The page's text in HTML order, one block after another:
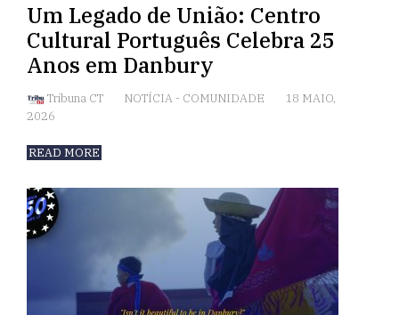
Um Legado de União: Centro
Cultural Português Celebra 25
Anos em Danbury
Tribuna CT NOTÍCIA - COMUNIDADE
18 MAIO,
2026
READ MORE